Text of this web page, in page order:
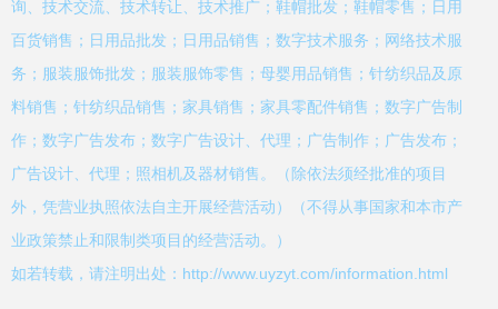
询、技术交流、技术转让、技术推广；鞋帽批发；鞋帽零售；日用
百货销售；日用品批发；日用品销售；数字技术服务；网络技术服
务；服装服饰批发；服装服饰零售；母婴用品销售；针纺织品及原
料销售；针纺织品销售；家具销售；家具零配件销售；数字广告制
作；数字广告发布；数字广告设计、代理；广告制作；广告发布；
广告设计、代理；照相机及器材销售。（除依法须经批准的项目
外，凭营业执照依法自主开展经营活动）（不得从事国家和本市产
业政策禁止和限制类项目的经营活动。）
如若转载，请注明出处：http://www.uyzyt.com/information.html